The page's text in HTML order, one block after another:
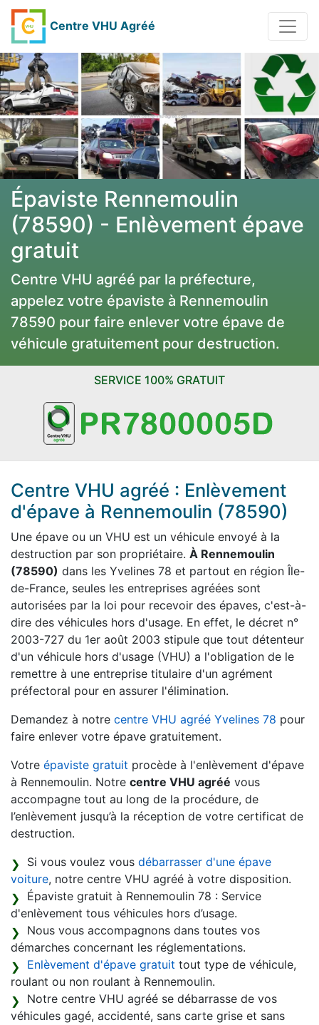
Centre VHU Agréé
Épaviste Rennemoulin
(78590) - Enlèvement épave
gratuit
Centre VHU agréé par la préfecture,
appelez votre épaviste à Rennemoulin
78590 pour faire enlever votre épave de
véhicule gratuitement pour destruction.
SERVICE 100% GRATUIT
Centre VHU agréé : Enlèvement
d'épave à Rennemoulin (78590)
Une épave ou un VHU est un véhicule envoyé à la
destruction par son propriétaire. À Rennemoulin
(78590) dans les Yvelines 78 et partout en région Île-
de-France, seules les entreprises agréées sont
autorisées par la loi pour recevoir des épaves, c'est-à-
dire des véhicules hors d'usage. En effet, le décret n°
2003-727 du 1er août 2003 stipule que tout détenteur
d'un véhicule hors d'usage (VHU) a l'obligation de le
remettre à une entreprise titulaire d'un agrément
préfectoral pour en assurer l'élimination.
Demandez à notre centre VHU agréé Yvelines 78 pour
faire enlever votre épave gratuitement.
Votre épaviste gratuit procède à l'enlèvement d'épave
à Rennemoulin. Notre centre VHU agréé vous
accompagne tout au long de la procédure, de
l’enlèvement jusqu’à la réception de votre certificat de
destruction.
Si vous voulez vous débarrasser d'une épave
voiture, notre centre VHU agréé à votre disposition.
Épaviste gratuit à Rennemoulin 78 : Service
d'enlèvement tous véhicules hors d’usage.
Nous vous accompagnons dans toutes vos
démarches concernant les réglementations.
Enlèvement d'épave gratuit tout type de véhicule,
roulant ou non roulant à Rennemoulin.
Notre centre VHU agréé se débarrasse de vos
véhicules gagé, accidenté, sans carte grise et sans